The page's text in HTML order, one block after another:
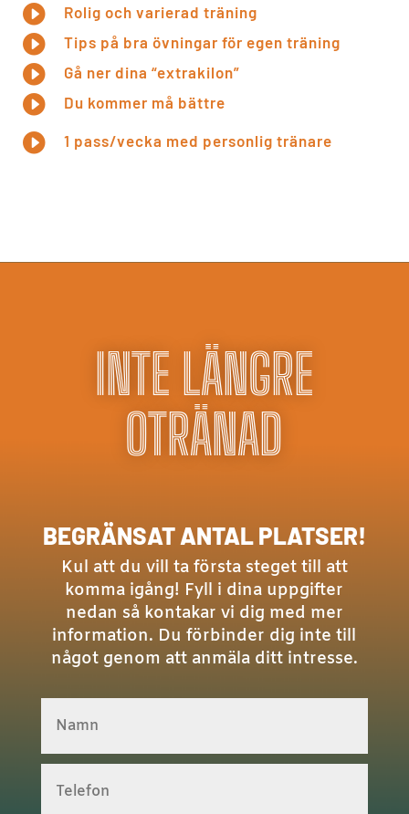
 Rolig och varierad träning
 Tips på bra övningar för egen träning
 Gå ner dina “extrakilon”
 Du kommer må bättre
 1 pass/vecka med personlig tränare
INTE LÄNGRE
OTRÄNAD
BEGRÄNSAT ANTAL PLATSER!
Kul att du vill ta första steget till att
komma igång! Fyll i dina uppgifter
nedan så kontakar vi dig med mer
information. Du förbinder dig inte till
något genom att anmäla ditt intresse.